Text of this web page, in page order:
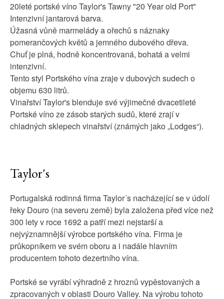
20leté portské víno Taylor's Tawny "20 Year old Port"
Intenzivní jantarová barva.
Úžasná vůně marmelády a ořechů s náznaky
pomerančových květů a jemného dubového dřeva.
Chuť je plná, hodně koncentrovaná, bohatá a velmi
intenzivní.
Tento styl Portského vína zraje v dubových sudech o
objemu 630 litrů.
Vinařství Taylor's blenduje své výjimečné dvacetileté
Portské víno ze zásob starých sudů, které zrají v
chladných sklepech vinařství (známých jako „Lodges“).
Taylor's
Portugalská rodinná firma Taylor´s nacházející se v údolí
řeky Douro (na severu země) byla založena před více než
300 lety v roce 1692 a patří mezi nejstarší a
nejvýznamnější výrobce portského vína. Firma je
průkopníkem ve svém oboru a i nadále hlavním
producentem tohoto dezertního vína.
Portské se vyrábí výhradně z hroznů vypěstovaných a
zpracovaných v oblasti Douro Valley. Na výrobu tohoto